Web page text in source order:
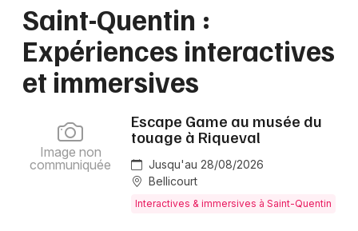
Grands événements
Activité & Expérience
Manifestations
Bordeaux
Colmar
Lille
Marseille
Saint-Quentin :
Expériences interactives
et immersives
Escape Game au musée du
touage à Riqueval
Jusqu'au 28/08/2026
Bellicourt
Interactives & immersives à Saint-Quentin
Image non
communiquée
Partout
Près de moi Changer de lieu
Quand ?
Effacer les dates
Aujourd'hui
Demain Ce week-end